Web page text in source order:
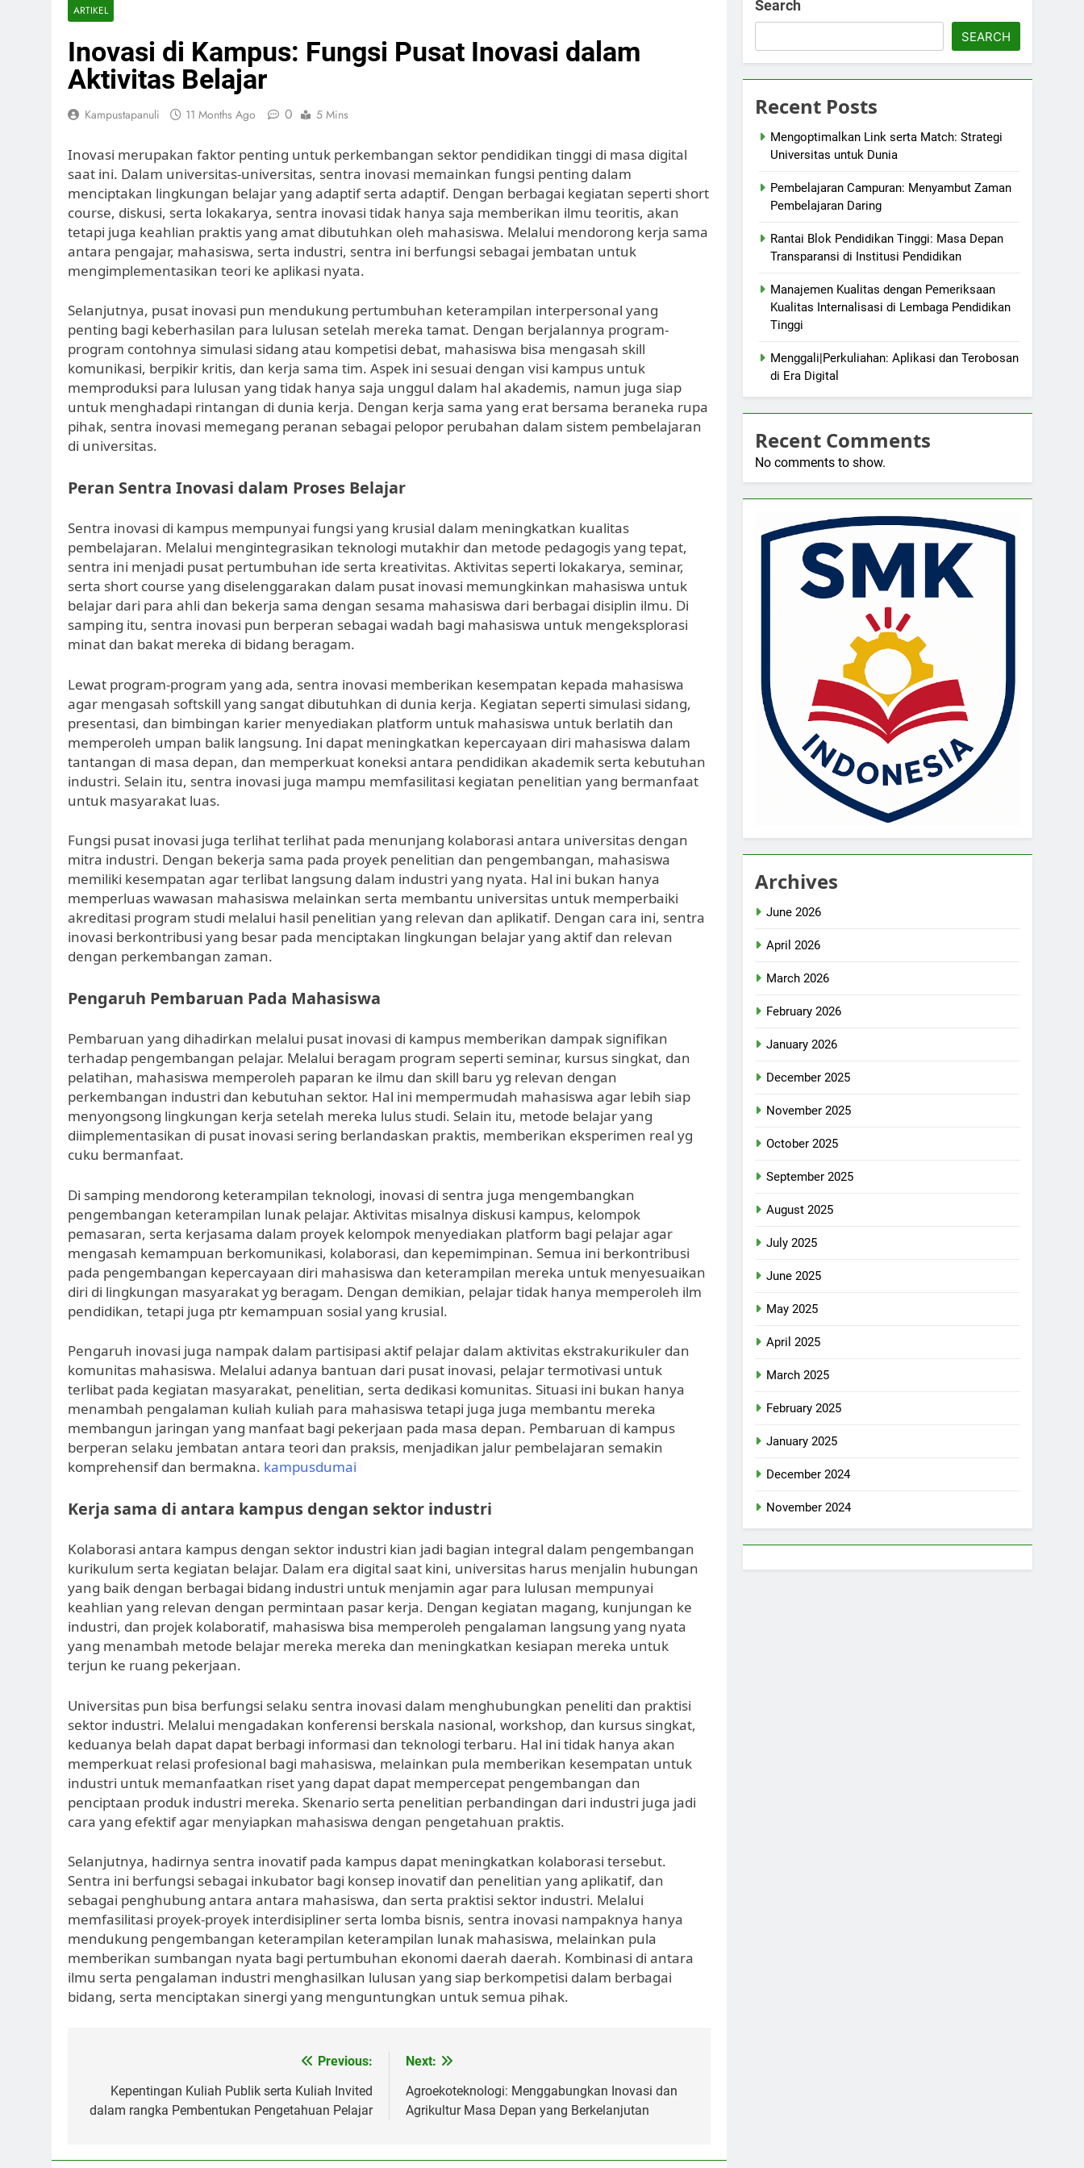
ARTIKEL
Inovasi di Kampus: Fungsi Pusat Inovasi dalam
Aktivitas Belajar
Kampustapanuli 11 Months Ago 0 5 Mins
Inovasi merupakan faktor penting untuk perkembangan sektor pendidikan tinggi di masa digital
saat ini. Dalam universitas-universitas, sentra inovasi memainkan fungsi penting dalam
menciptakan lingkungan belajar yang adaptif serta adaptif. Dengan berbagai kegiatan seperti short
course, diskusi, serta lokakarya, sentra inovasi tidak hanya saja memberikan ilmu teoritis, akan
tetapi juga keahlian praktis yang amat dibutuhkan oleh mahasiswa. Melalui mendorong kerja sama
antara pengajar, mahasiswa, serta industri, sentra ini berfungsi sebagai jembatan untuk
mengimplementasikan teori ke aplikasi nyata.
Selanjutnya, pusat inovasi pun mendukung pertumbuhan keterampilan interpersonal yang
penting bagi keberhasilan para lulusan setelah mereka tamat. Dengan berjalannya program-
program contohnya simulasi sidang atau kompetisi debat, mahasiswa bisa mengasah skill
komunikasi, berpikir kritis, dan kerja sama tim. Aspek ini sesuai dengan visi kampus untuk
memproduksi para lulusan yang tidak hanya saja unggul dalam hal akademis, namun juga siap
untuk menghadapi rintangan di dunia kerja. Dengan kerja sama yang erat bersama beraneka rupa
pihak, sentra inovasi memegang peranan sebagai pelopor perubahan dalam sistem pembelajaran
di universitas.
Peran Sentra Inovasi dalam Proses Belajar
Sentra inovasi di kampus mempunyai fungsi yang krusial dalam meningkatkan kualitas
pembelajaran. Melalui mengintegrasikan teknologi mutakhir dan metode pedagogis yang tepat,
sentra ini menjadi pusat pertumbuhan ide serta kreativitas. Aktivitas seperti lokakarya, seminar,
serta short course yang diselenggarakan dalam pusat inovasi memungkinkan mahasiswa untuk
belajar dari para ahli dan bekerja sama dengan sesama mahasiswa dari berbagai disiplin ilmu. Di
samping itu, sentra inovasi pun berperan sebagai wadah bagi mahasiswa untuk mengeksplorasi
minat dan bakat mereka di bidang beragam.
Lewat program-program yang ada, sentra inovasi memberikan kesempatan kepada mahasiswa
agar mengasah softskill yang sangat dibutuhkan di dunia kerja. Kegiatan seperti simulasi sidang,
presentasi, dan bimbingan karier menyediakan platform untuk mahasiswa untuk berlatih dan
memperoleh umpan balik langsung. Ini dapat meningkatkan kepercayaan diri mahasiswa dalam
tantangan di masa depan, dan memperkuat koneksi antara pendidikan akademik serta kebutuhan
industri. Selain itu, sentra inovasi juga mampu memfasilitasi kegiatan penelitian yang bermanfaat
untuk masyarakat luas.
Fungsi pusat inovasi juga terlihat terlihat pada menunjang kolaborasi antara universitas dengan
mitra industri. Dengan bekerja sama pada proyek penelitian dan pengembangan, mahasiswa
memiliki kesempatan agar terlibat langsung dalam industri yang nyata. Hal ini bukan hanya
memperluas wawasan mahasiswa melainkan serta membantu universitas untuk memperbaiki
akreditasi program studi melalui hasil penelitian yang relevan dan aplikatif. Dengan cara ini, sentra
inovasi berkontribusi yang besar pada menciptakan lingkungan belajar yang aktif dan relevan
dengan perkembangan zaman.
Pengaruh Pembaruan Pada Mahasiswa
Pembaruan yang dihadirkan melalui pusat inovasi di kampus memberikan dampak signifikan
terhadap pengembangan pelajar. Melalui beragam program seperti seminar, kursus singkat, dan
pelatihan, mahasiswa memperoleh paparan ke ilmu dan skill baru yg relevan dengan
perkembangan industri dan kebutuhan sektor. Hal ini mempermudah mahasiswa agar lebih siap
menyongsong lingkungan kerja setelah mereka lulus studi. Selain itu, metode belajar yang
diimplementasikan di pusat inovasi sering berlandaskan praktis, memberikan eksperimen real yg
cuku bermanfaat.
Di samping mendorong keterampilan teknologi, inovasi di sentra juga mengembangkan
pengembangan keterampilan lunak pelajar. Aktivitas misalnya diskusi kampus, kelompok
pemasaran, serta kerjasama dalam proyek kelompok menyediakan platform bagi pelajar agar
mengasah kemampuan berkomunikasi, kolaborasi, dan kepemimpinan. Semua ini berkontribusi
pada pengembangan kepercayaan diri mahasiswa dan keterampilan mereka untuk menyesuaikan
diri di lingkungan masyarakat yg beragam. Dengan demikian, pelajar tidak hanya memperoleh ilm
pendidikan, tetapi juga ptr kemampuan sosial yang krusial.
Pengaruh inovasi juga nampak dalam partisipasi aktif pelajar dalam aktivitas ekstrakurikuler dan
komunitas mahasiswa. Melalui adanya bantuan dari pusat inovasi, pelajar termotivasi untuk
terlibat pada kegiatan masyarakat, penelitian, serta dedikasi komunitas. Situasi ini bukan hanya
menambah pengalaman kuliah kuliah para mahasiswa tetapi juga juga membantu mereka
membangun jaringan yang manfaat bagi pekerjaan pada masa depan. Pembaruan di kampus
berperan selaku jembatan antara teori dan praksis, menjadikan jalur pembelajaran semakin
komprehensif dan bermakna. kampusdumai
Kerja sama di antara kampus dengan sektor industri
Kolaborasi antara kampus dengan sektor industri kian jadi bagian integral dalam pengembangan
kurikulum serta kegiatan belajar. Dalam era digital saat kini, universitas harus menjalin hubungan
yang baik dengan berbagai bidang industri untuk menjamin agar para lulusan mempunyai
keahlian yang relevan dengan permintaan pasar kerja. Dengan kegiatan magang, kunjungan ke
industri, dan projek kolaboratif, mahasiswa bisa memperoleh pengalaman langsung yang nyata
yang menambah metode belajar mereka mereka dan meningkatkan kesiapan mereka untuk
terjun ke ruang pekerjaan.
Universitas pun bisa berfungsi selaku sentra inovasi dalam menghubungkan peneliti dan praktisi
sektor industri. Melalui mengadakan konferensi berskala nasional, workshop, dan kursus singkat,
keduanya belah dapat dapat berbagi informasi dan teknologi terbaru. Hal ini tidak hanya akan
memperkuat relasi profesional bagi mahasiswa, melainkan pula memberikan kesempatan untuk
industri untuk memanfaatkan riset yang dapat dapat mempercepat pengembangan dan
penciptaan produk industri mereka. Skenario serta penelitian perbandingan dari industri juga jadi
cara yang efektif agar menyiapkan mahasiswa dengan pengetahuan praktis.
Selanjutnya, hadirnya sentra inovatif pada kampus dapat meningkatkan kolaborasi tersebut.
Sentra ini berfungsi sebagai inkubator bagi konsep inovatif dan penelitian yang aplikatif, dan
sebagai penghubung antara antara mahasiswa, dan serta praktisi sektor industri. Melalui
memfasilitasi proyek-proyek interdisipliner serta lomba bisnis, sentra inovasi nampaknya hanya
mendukung pengembangan keterampilan keterampilan lunak mahasiswa, melainkan pula
memberikan sumbangan nyata bagi pertumbuhan ekonomi daerah daerah. Kombinasi di antara
ilmu serta pengalaman industri menghasilkan lulusan yang siap berkompetisi dalam berbagai
bidang, serta menciptakan sinergi yang menguntungkan untuk semua pihak.
navigation
Previous:
Kepentingan Kuliah Publik serta Kuliah Invited
dalam rangka Pembentukan Pengetahuan Pelajar
Next:
Agroekoteknologi: Menggabungkan Inovasi dan
Agrikultur Masa Depan yang Berkelanjutan
Search
SEARCH
Recent Posts
Mengoptimalkan Link serta Match: Strategi
Universitas untuk Dunia
Pembelajaran Campuran: Menyambut Zaman
Pembelajaran Daring
Rantai Blok Pendidikan Tinggi: Masa Depan
Transparansi di Institusi Pendidikan
Manajemen Kualitas dengan Pemeriksaan
Kualitas Internalisasi di Lembaga Pendidikan
Tinggi
Menggali|Perkuliahan: Aplikasi dan Terobosan
di Era Digital
Recent Comments
No comments to show.
Archives
June 2026
April 2026
March 2026
February 2026
January 2026
December 2025
November 2025
October 2025
September 2025
August 2025
July 2025
June 2025
May 2025
April 2025
March 2025
February 2025
January 2025
December 2024
November 2024